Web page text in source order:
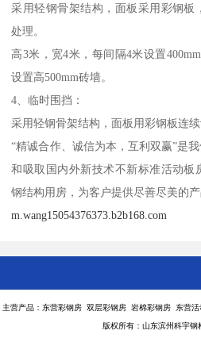
采用轻钢骨架结构，面板采用彩钢板
处理。
高3米，宽4米，每间隔4米设置
设置高500mm砖墙。
4、临时围挡：
采用轻钢骨架结构，面板用彩钢板连续
“精诚合作、诚信为本，互利双赢”是
和吸取国内外新技术不新标准活动板
钢结构用房，为客户提供尽善尽美的产
m.wang15054376373.b2b168.com
主营产品：东营彩钢房 双层彩钢房 岩棉彩钢房 东营
版权所有：山东滨州科宇钢